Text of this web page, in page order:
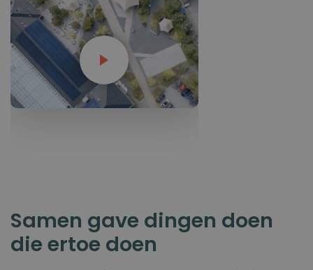
Samen gave dingen doen
die ertoe doen